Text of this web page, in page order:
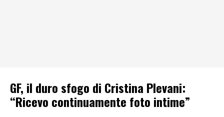
GF, il duro sfogo di Cristina Plevani:
“Ricevo continuamente foto intime”